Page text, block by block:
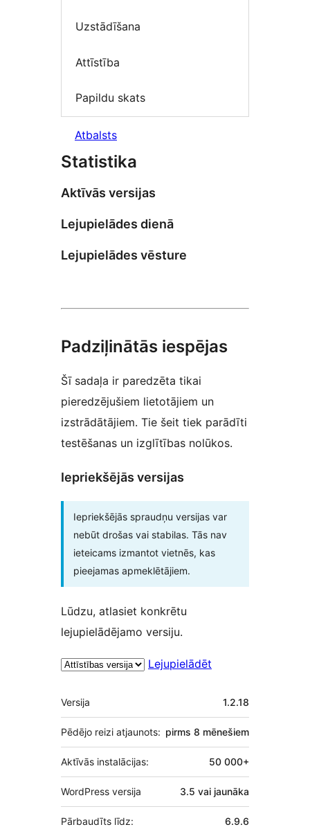
Uzstādīšana
Attīstība
Papildu skats
Atbalsts
Statistika
Aktīvās versijas
Lejupielādes dienā
Lejupielādes vēsture
Padziļinātās iespējas
Šī sadaļa ir paredzēta tikai
pieredzējušiem lietotājiem un
izstrādātājiem. Tie šeit tiek parādīti
testēšanas un izglītības nolūkos.
Iepriekšējās versijas
Iepriekšējās spraudņu versijas var
nebūt drošas vai stabilas. Tās nav
ieteicams izmantot vietnēs, kas
pieejamas apmeklētājiem.
Lūdzu, atlasiet konkrētu
lejupielādējamo versiju.
Lejupielādēt
Meta
Versija 1.2.18
Pēdējo reizi atjaunots: pirms 8 mēnešiem
Aktīvās instalācijas: 50 000+
WordPress versija 3.5 vai jaunāka
Pārbaudīts līdz: 6.9.6